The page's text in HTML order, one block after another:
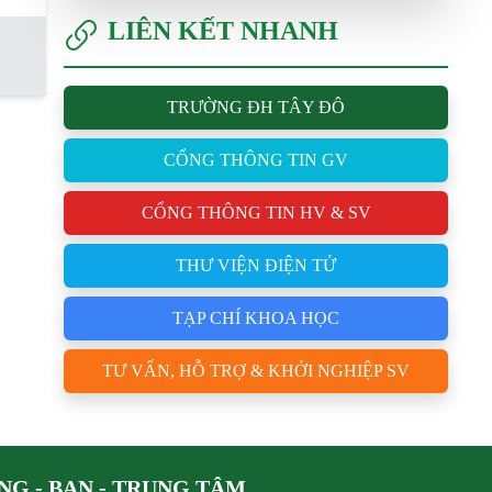
LIÊN KẾT NHANH
TRƯỜNG ĐH TÂY ĐÔ
CỔNG THÔNG TIN GV
CỔNG THÔNG TIN HV & SV
THƯ VIỆN ĐIỆN TỬ
TẠP CHÍ KHOA HỌC
TƯ VẤN, HỖ TRỢ & KHỞI NGHIỆP SV